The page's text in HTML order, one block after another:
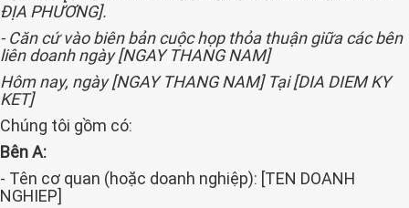
ĐỊA PHƯƠNG].
- Căn cứ vào biên bản cuộc họp thỏa thuận giữa các bên
liên doanh ngày [NGAY THANG NAM]
Hôm nay, ngày [NGAY THANG NAM] Tại [DIA DIEM KY
KET]
Chúng tôi gồm có:
Bên A:
- Tên cơ quan (hoặc doanh nghiệp): [TEN DOANH
NGHIEP]